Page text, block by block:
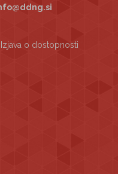
Izjava o dostopnosti